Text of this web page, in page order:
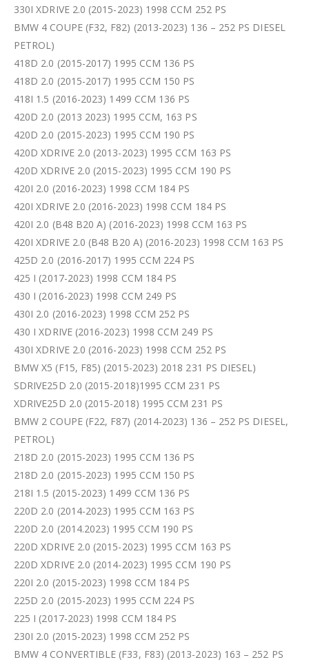
330I XDRIVE 2.0 (2015-2023) 1998 CCM 252 PS
BMW 4 COUPE (F32, F82) (2013-2023) 136 – 252 PS DIESEL
PETROL)
418D 2.0 (2015-2017) 1995 CCM 136 PS
418D 2.0 (2015-2017) 1995 CCM 150 PS
418I 1.5 (2016-2023) 1499 CCM 136 PS
420D 2.0 (2013 2023) 1995 CCM, 163 PS
420D 2.0 (2015-2023) 1995 CCM 190 PS
420D XDRIVE 2.0 (2013-2023) 1995 CCM 163 PS
420D XDRIVE 2.0 (2015-2023) 1995 CCM 190 PS
420I 2.0 (2016-2023) 1998 CCM 184 PS
420I XDRIVE 2.0 (2016-2023) 1998 CCM 184 PS
420I 2.0 (B48 B20 A) (2016-2023) 1998 CCM 163 PS
420I XDRIVE 2.0 (B48 B20 A) (2016-2023) 1998 CCM 163 PS
425D 2.0 (2016-2017) 1995 CCM 224 PS
425 I (2017-2023) 1998 CCM 184 PS
430 I (2016-2023) 1998 CCM 249 PS
430I 2.0 (2016-2023) 1998 CCM 252 PS
430 I XDRIVE (2016-2023) 1998 CCM 249 PS
430I XDRIVE 2.0 (2016-2023) 1998 CCM 252 PS
BMW X5 (F15, F85) (2015-2023) 2018 231 PS DIESEL)
SDRIVE25D 2.0 (2015-2018)1995 CCM 231 PS
XDRIVE25D 2.0 (2015-2018) 1995 CCM 231 PS
BMW 2 COUPE (F22, F87) (2014-2023) 136 – 252 PS DIESEL,
PETROL)
218D 2.0 (2015-2023) 1995 CCM 136 PS
218D 2.0 (2015-2023) 1995 CCM 150 PS
218I 1.5 (2015-2023) 1499 CCM 136 PS
220D 2.0 (2014-2023) 1995 CCM 163 PS
220D 2.0 (2014.2023) 1995 CCM 190 PS
220D XDRIVE 2.0 (2015-2023) 1995 CCM 163 PS
220D XDRIVE 2.0 (2014-2023) 1995 CCM 190 PS
220I 2.0 (2015-2023) 1998 CCM 184 PS
225D 2.0 (2015-2023) 1995 CCM 224 PS
225 I (2017-2023) 1998 CCM 184 PS
230I 2.0 (2015-2023) 1998 CCM 252 PS
BMW 4 CONVERTIBLE (F33, F83) (2013-2023) 163 – 252 PS